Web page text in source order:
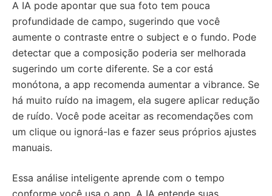
A IA pode apontar que sua foto tem pouca
profundidade de campo, sugerindo que você
aumente o contraste entre o subject e o fundo. Pode
detectar que a composição poderia ser melhorada
sugerindo um corte diferente. Se a cor está
monótona, a app recomenda aumentar a vibrance. Se
há muito ruído na imagem, ela sugere aplicar redução
de ruído. Você pode aceitar as recomendações com
um clique ou ignorá-las e fazer seus próprios ajustes
manuais.
Essa análise inteligente aprende com o tempo